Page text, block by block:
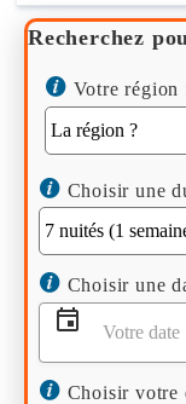
Recherchez
Votre région
Choisir une
Choisir une
Choisir votre